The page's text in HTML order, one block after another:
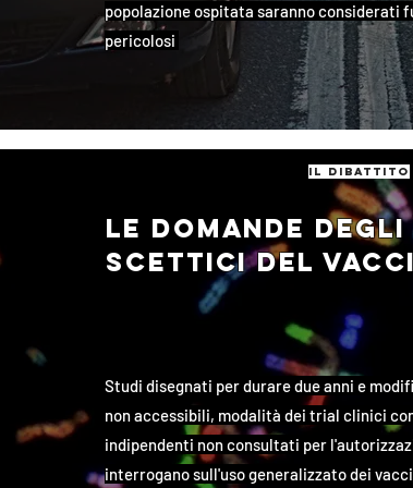
popolazione ospitata saranno considerati
pericolosi
il dibattito
le domande
scetticidel
Studi disegnati per durare due anni e
non accessibili, modalità dei trial clinici
indipendenti non consultati per
interrogano sull'uso generalizzato dei